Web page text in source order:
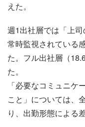
えた。
週1出社層では「上司
常時監視されている
た。フル出社層（
た。
「必要なコミュニケ
こと」については、
り、出勤形態による